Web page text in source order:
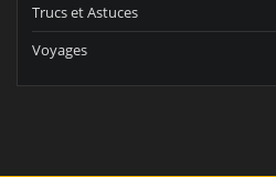
Trucs et Astuces
Voyages